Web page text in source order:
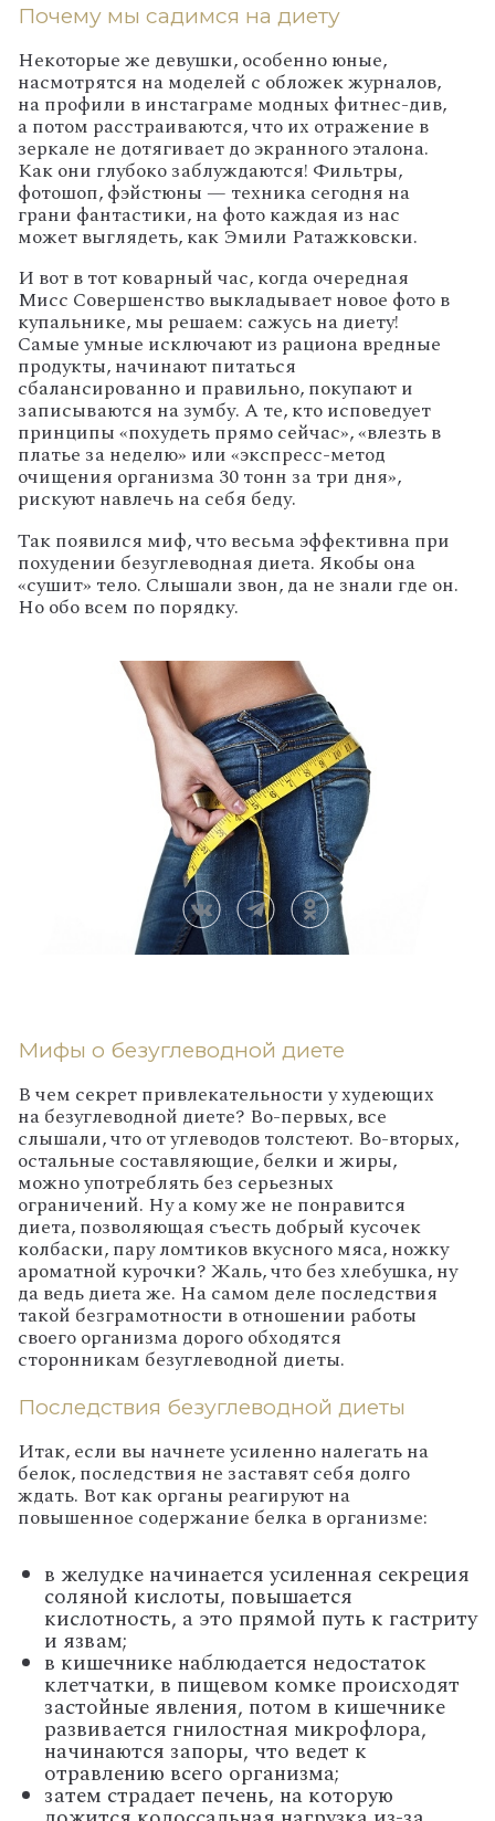
Почему мы садимся на диету
Некоторые же девушки, особенно юные,
насмотрятся на моделей с обложек журналов,
на профили в инстаграме модных фитнес-див,
а потом расстраиваются, что их отражение в
зеркале не дотягивает до экранного эталона.
Как они глубоко заблуждаются! Фильтры,
фотошоп, фэйстюны — техника сегодня на
грани фантастики, на фото каждая из нас
может выглядеть, как Эмили Ратажковски.
И вот в тот коварный час, когда очередная
Мисс Совершенство выкладывает новое фото в
купальнике, мы решаем: сажусь на диету!
Самые умные исключают из рациона вредные
продукты, начинают питаться
сбалансированно и правильно, покупают и
записываются на зумбу. А те, кто исповедует
принципы «похудеть прямо сейчас», «влезть в
платье за неделю» или «экспресс-метод
очищения организма 30 тонн за три дня»,
рискуют навлечь на себя беду.
Так появился миф, что весьма эффективна при
похудении безуглеводная диета. Якобы она
«сушит» тело. Слышали звон, да не знали где он.
Но обо всем по порядку.
Мифы о безуглеводной диете
В чем секрет привлекательности у худеющих
на безуглеводной диете? Во-первых, все
слышали, что от углеводов толстеют. Во-вторых,
остальные составляющие, белки и жиры,
можно употреблять без серьезных
ограничений. Ну а кому же не понравится
диета, позволяющая съесть добрый кусочек
колбаски, пару ломтиков вкусного мяса, ножку
ароматной курочки? Жаль, что без хлебушка, ну
да ведь диета же. На самом деле последствия
такой безграмотности в отношении работы
своего организма дорого обходятся
сторонникам безуглеводной диеты.
Последствия безуглеводной диеты
Итак, если вы начнете усиленно налегать на
белок, последствия не заставят себя долго
ждать. Вот как органы реагируют на
повышенное содержание белка в организме:
в желудке начинается усиленная секреция
соляной кислоты, повышается
кислотность, а это прямой путь к гастриту
и язвам;
в кишечнике наблюдается недостаток
клетчатки, в пищевом комке происходят
застойные явления, потом в кишечнике
развивается гнилостная микрофлора,
начинаются запоры, что ведет к
отравлению всего организма;
затем страдает печень, на которую